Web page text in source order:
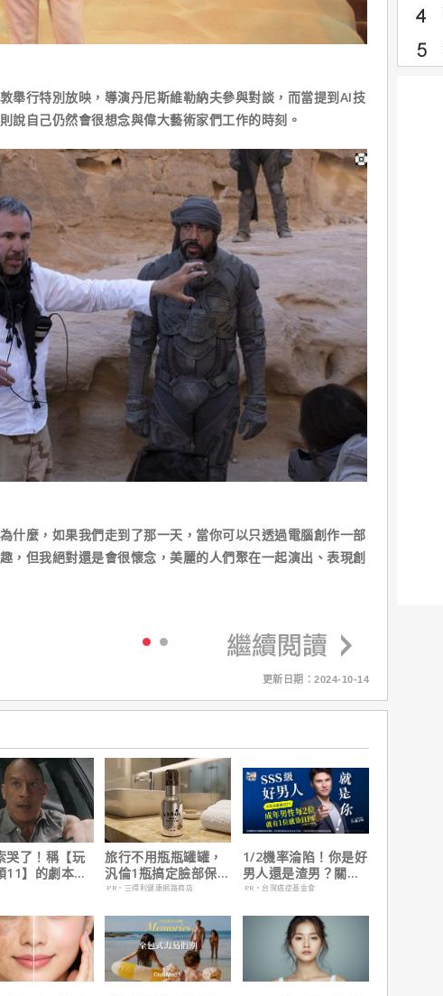
舉行特別放映，導演丹尼斯維勒納夫參與對談，而當提到AI技
說自己仍然會很想念與偉大藝術家們工作的時刻。
什麼，如果我們走到了那一天，當你可以只透過電腦創作一部
，但我絕對還是會很懷念，美麗的人們聚在一起演出、表現創
更新日期：2024-10-14
哭了！稱【玩
11】的劇本是
旅行不用瓶瓶罐罐，
汎倫1瓶搞定臉部保
養！
PR・三得利健康網路商店
1/2機率淪陷！你是好
男人還是渣男？關鍵
在這
PR・台灣癌症基金會